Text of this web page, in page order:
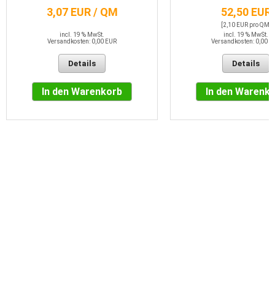
3,07 EUR / QM
incl. 19 % MwSt.
Versandkosten: 0,00 EUR
Details
In den Warenkorb
52,50 EUR
[2,10 EUR pro QM]
incl. 19 % MwSt.
Versandkosten: 0,00
Details
In den